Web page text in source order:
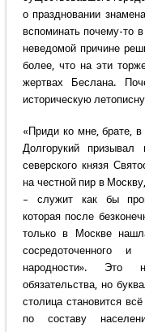
о праздновании
вспоминать почему-то в
неведомой причине
более, что на эти
жертвах Беслана.
историческую
«Приди ко мне, брате,
Долгорукий
северского князя
на честной пир в
– служит как бы
которая после
только в Москве
сосредоточенного и
народности». Это
обязательства, но
столица становится
по составу